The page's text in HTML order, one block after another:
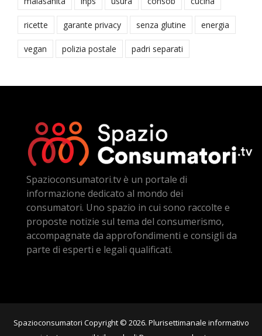
ricette garante privacy senza glutine energia
vegan polizia postale padri separati
Spazioconsumatori.tv è un portale di
informazione dedicato al mondo dei
consumatori. Uno spazio in cui sono raccolte e
proposte notizie sul tema del consumerismo,
accompagnate da approfondimenti e consigli da
parte di esperti e legali qualificati.
Spazioconsumatori Copyright © 2026. Plurisettimanale informativo